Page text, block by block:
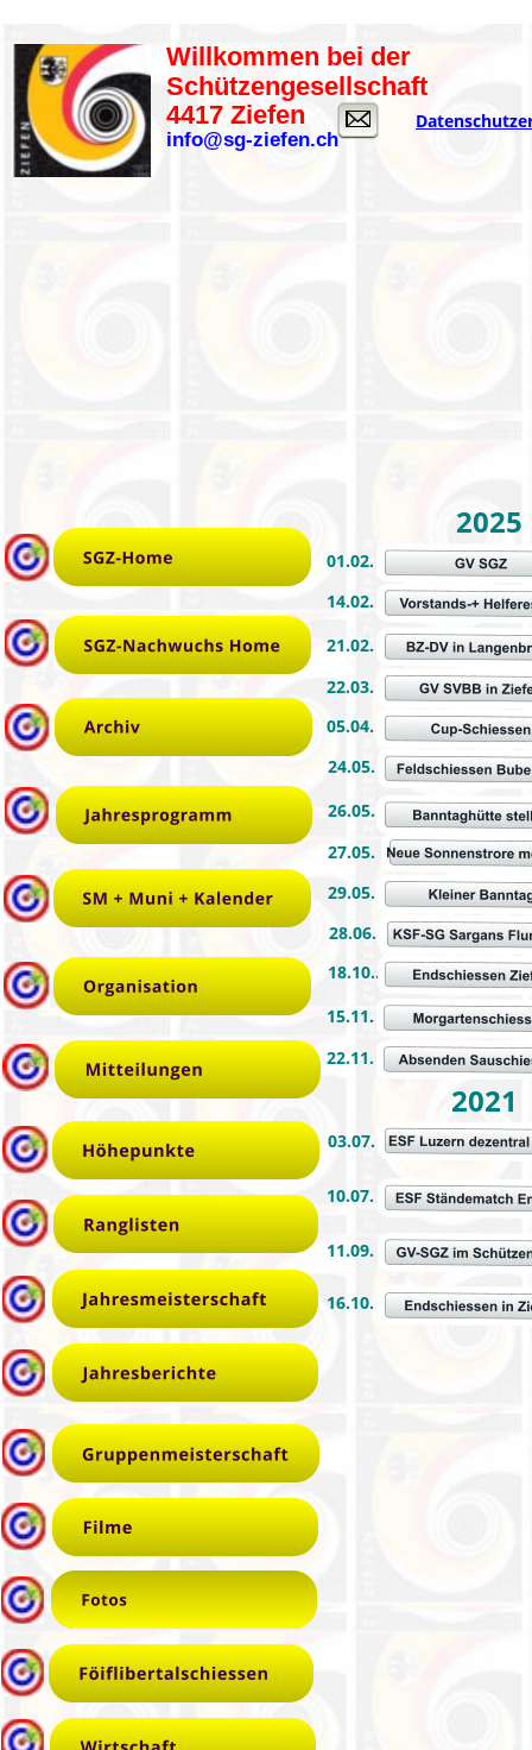
Willkommen bei der
Schützengesellschaft
4417 Ziefen
info@sg-ziefen.ch
2025
01.02.
2021
10.07.
11.09.
16.10.
03.07.
14.02.
21.02.
22.03.
05.04.
24.05.
26.05.
27.05.
29.05.
28.06.
18.10..
15.11.
22.11.